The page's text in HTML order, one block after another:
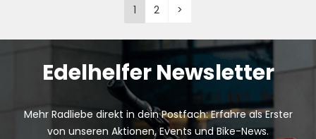
1 2 >
Edelhelfer Newsletter
Mehr Radliebe direkt in dein Postfach: Erfahre als Erster
von unseren Aktionen, Events und Bike-News.